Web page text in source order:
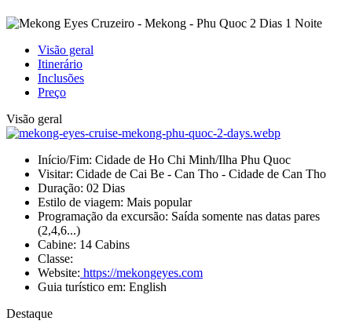
Visão geral
Itinerário
Inclusões
Preço
Visão geral
Início/Fim: Cidade de Ho Chi Minh/Ilha Phu Quoc
Visitar: Cidade de Cai Be - Can Tho - Cidade de Can Tho
Duração: 02 Dias
Estilo de viagem: Mais popular
Programação da excursão: Saída somente nas datas pares
(2,4,6...)
Cabine: 14 Cabins
Classe:
Website: https://mekongeyes.com
Guia turístico em: English
Destaque